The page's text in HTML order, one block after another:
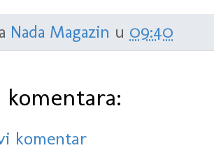
Nada Magazin u 09:40
komentara:
komentar